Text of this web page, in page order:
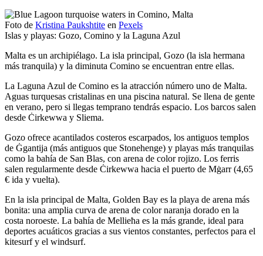
Foto de Kristina Paukshtite en Pexels
Islas y playas: Gozo, Comino y la Laguna Azul
Malta es un archipiélago. La isla principal, Gozo (la isla hermana
más tranquila) y la diminuta Comino se encuentran entre ellas.
La Laguna Azul de Comino es la atracción número uno de Malta.
Aguas turquesas cristalinas en una piscina natural. Se llena de gente
en verano, pero si llegas temprano tendrás espacio. Los barcos salen
desde Ċirkewwa y Sliema.
Gozo ofrece acantilados costeros escarpados, los antiguos templos
de Ġgantija (más antiguos que Stonehenge) y playas más tranquilas
como la bahía de San Blas, con arena de color rojizo. Los ferris
salen regularmente desde Ċirkewwa hacia el puerto de Mġarr (4,65
€ ida y vuelta).
En la isla principal de Malta, Golden Bay es la playa de arena más
bonita: una amplia curva de arena de color naranja dorado en la
costa noroeste. La bahía de Mellieħa es la más grande, ideal para
deportes acuáticos gracias a sus vientos constantes, perfectos para el
kitesurf y el windsurf.